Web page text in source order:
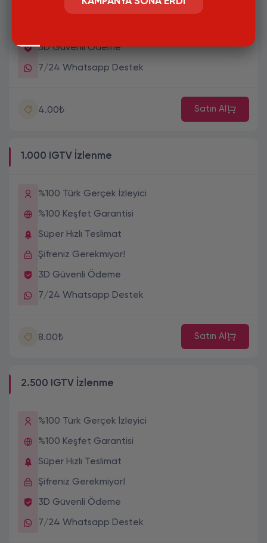
Süper Hızlı Teslimat
3D Güvenli Ödeme
7/24 Whatsapp Destek
4.00₺ Satın Al
1.000 IGTV İzlenme
%100 Türk Gerçek İzleyici
%100 Keşfet Garantisi
Süper Hızlı Teslimat
Şifreniz Gerekmiyor!
3D Güvenli Ödeme
7/24 Whatsapp Destek
8.00₺ Satın Al
2.500 IGTV İzlenme
%100 Türk Gerçek İzleyici
%100 Keşfet Garantisi
Süper Hızlı Teslimat
Şifreniz Gerekmiyor!
3D Güvenli Ödeme
7/24 Whatsapp Destek